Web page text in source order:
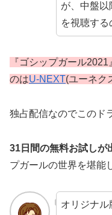
が、中盤
を視聴する
『ゴシップガール
のはU-NEXT(ユーネク
独占配信なのでこのド
31日間の無料お試しが
プガールの世界を堪能
オリジナ